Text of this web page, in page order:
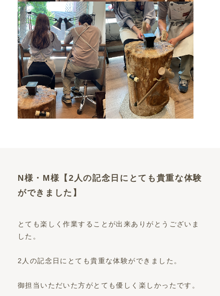
N様・M様【2人の記念日にとても貴重な体験
ができました】
とても楽しく作業することが出来ありがとうございま
した。
2人の記念日にとても貴重な体験ができました。
御担当いただいた方がとても優しく楽しかったです。